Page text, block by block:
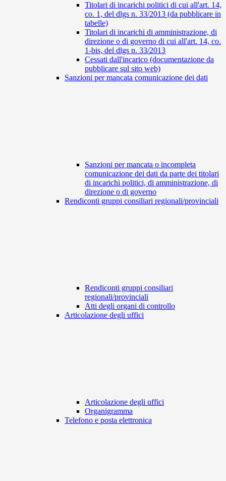
Titolari di incarichi politici di cui all'art. 14,
co. 1, del dlgs n. 33/2013 (da pubblicare in
tabelle)
Titolari di incarichi di amministrazione, di
direzione o di governo di cui all'art. 14, co.
1-bis, del dlgs n. 33/2013
Cessati dall'incarico (documentazione da
pubblicare sul sito web)
Sanzioni per mancata comunicazione dei dati
Sanzioni per mancata o incompleta
comunicazione dei dati da parte dei titolari
di incarichi politici, di amministrazione, di
direzione o di governo
Rendiconti gruppi consiliari regionali/provinciali
Rendiconti gruppi consiliari
regionali/provinciali
Atti degli organi di controllo
Articolazione degli uffici
Articolazione degli uffici
Organigramma
Telefono e posta elettronica